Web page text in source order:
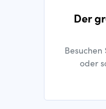
Der
Besuchen
oder